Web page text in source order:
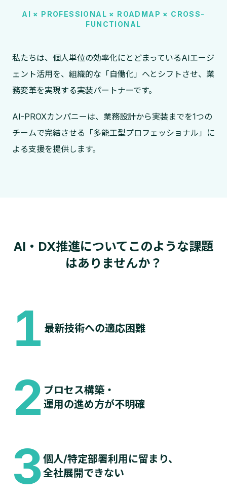
AI × PROFESSIONAL × ROADMAP × CROSS-
FUNCTIONAL
私たちは、個人単位の効率化にとどまっているAIエージ
ェント活用を、組織的な「自働化」へとシフトさせ、業
務変革を実現する実装パートナーです。
AI-PROXカンパニーは、業務設計から実装までを1つの
チームで完結させる「多能工型プロフェッショナル」に
よる支援を提供します。
AI・DX推進についてこのような課題
はありませんか？
1 最新技術への適応困難
2 プロセス構築・
運用の進め方が不明確
3個人/特定部署利用に留まり、
全社展開できない